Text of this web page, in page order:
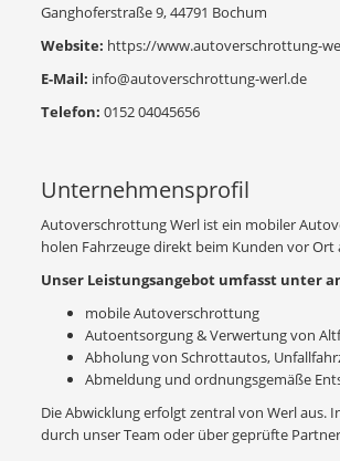
Ganghoferstraße 9, 44791 Bochum
Website: https://www.autoverschrottung-
E-Mail: info@autoverschrottung-werl.de
Telefon: 0152 04045656
Unternehmensprofil
Autoverschrottung Werl ist ein mobiler
holen Fahrzeuge direkt beim Kunden vor Ort
Unser Leistungsangebot umfasst unter
mobile Autoverschrottung
Autoentsorgung & Verwertung von
Abholung von Schrottautos,
Abmeldung und ordnungsgemäße
Die Abwicklung erfolgt zentral von Werl
durch unser Team oder über geprüfte